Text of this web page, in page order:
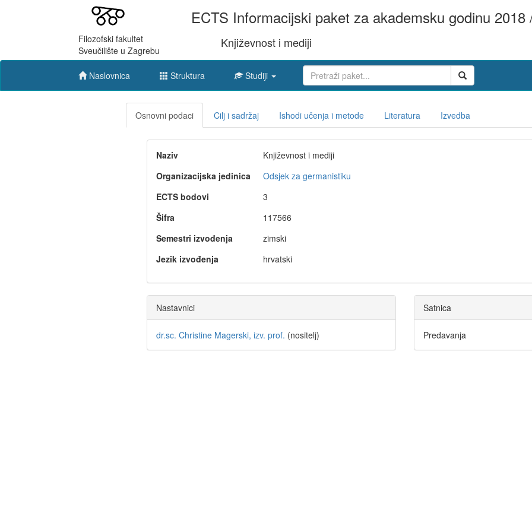
Filozofski fakultet
Sveučilište u Zagrebu
ECTS Informacijski paket za akademsku godinu 2018
Književnost i mediji
Naslovnica Struktura Studiji
Osnovni podaci Cilj i sadržaj Ishodi učenja i metode Literatura Izvedba
Naziv
Književnost i mediji
Organizacijska jedinica
Odsjek za germanistiku
ECTS bodovi
3
Šifra
117566
Semestri izvođenja
zimski
Jezik izvođenja
hrvatski
Nastavnici
dr.sc. Christine Magerski, izv. prof. (nositelj)
Satnica
Predavanja